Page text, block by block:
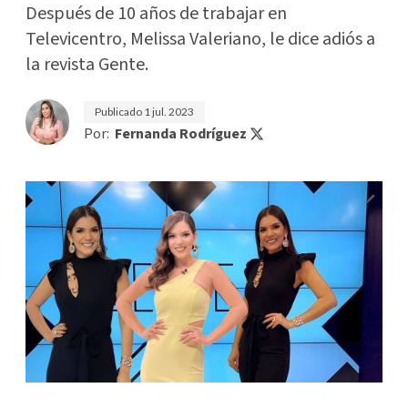
Después de 10 años de trabajar en
Televicentro, Melissa Valeriano, le dice adiós a
la revista Gente.
Publicado 1 jul. 2023
Por: Fernanda Rodríguez